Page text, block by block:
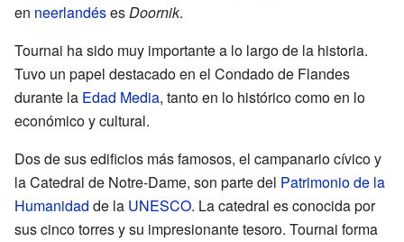
en neerlandésesDoornik.
Tournai ha sido muy importante a lo largo de la historia.
Tuvo un papel destacado en el Condado de Flandes
durante la Edad Media, tanto en lo histórico como en lo
económico y cultural.
Dos de sus edificios más famosos, el campanario cívico y
la Catedral de Notre-Dame, son parte del Patrimonio de la
Humanidad de la UNESCO. La catedral es conocida por
sus cinco torres y su impresionante tesoro. Tournai forma